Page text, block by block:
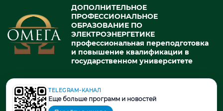
ДОПОЛНИТЕЛЬНОЕ
ПРОФЕССИОНАЛЬНОЕ
ОБРАЗОВАНИЕ ПО
ЭЛЕКТРОЭНЕРГЕТИКЕ
профессиональная переподготовка
и повышение квалификации в
государственном университете
© 2026. При использовании материалов портала активная ссылка
на источник обязательна.
TELEGRAM-КАНАЛ
Еще больше программ и новостей